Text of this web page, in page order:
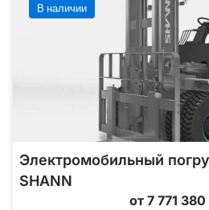
В наличии
Электромобильный
SHANN
от 7 771